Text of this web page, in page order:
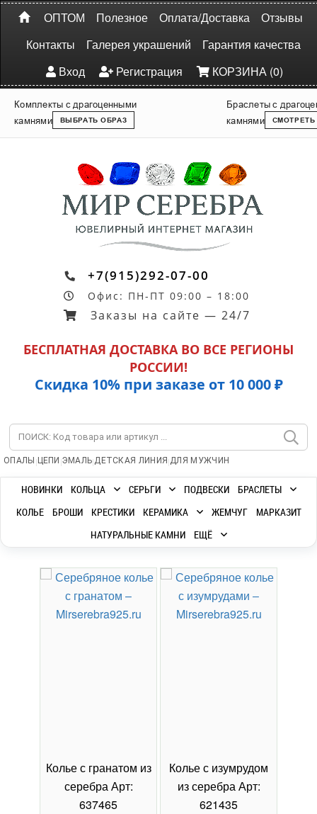
ОПТОМ Полезное Оплата/Доставка
Отзывы
Контакты
Галерея украшений
Гарантия качества
Вход
Регистрация КОРЗИНА (0)
Комплекты с драгоценными
камнями
ВЫБРАТЬ ОБРАЗ
Браслеты с
камнями
СМОТРЕТЬ
+7(915)292-07-00
Офис: ПН-ПТ 09:00 – 18:00
Заказы на сайте — 24/7
БЕСПЛАТНАЯ ДОСТАВКА ВО ВСЕ РЕГИОНЫ
РОССИИ!
Скидка 10% при заказе от 10 000 ₽
ОПАЛЫ | ЦЕПИ |ЭМАЛЬ|ДЕТСКАЯ ЛИНИЯ |ДЛЯ МУЖЧИН
НОВИНКИ КОЛЬЦА СЕРЬГИ ПОДВЕСКИ
БРАСЛЕТЫ
КОЛЬЕ
БРОШИ КРЕСТИКИ КЕРАМИКА ЖЕМЧУГ
МАРКАЗИТ
НАТУРАЛЬНЫЕ КАМНИ
ЕЩЁ
Колье с гранатом из
серебра Арт:
637465
Колье с изумрудом
из серебра Арт:
621435